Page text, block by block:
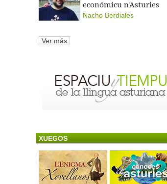
económicu n'Asturies
Nacho Berdiales
Ver más
XUEGOS